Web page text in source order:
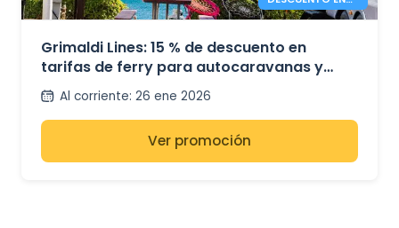
FERRIES PARA
GRIMALDI LINES
Grimaldi Lines: 15 % de descuento en
tarifas de ferry para autocaravanas y
minibuses
Al corriente: 26 ene 2026
Ver promoción